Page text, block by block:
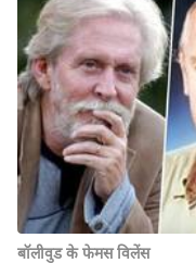
बॉलीवुड के फेमस विलेंस